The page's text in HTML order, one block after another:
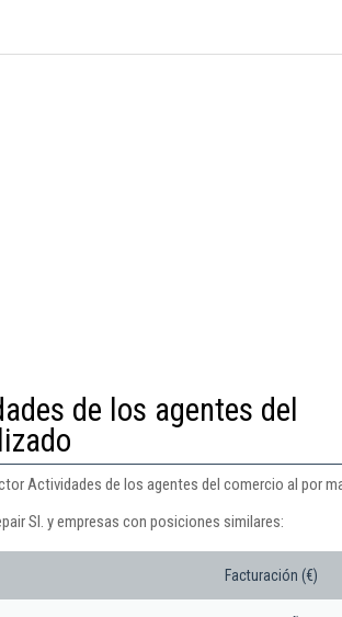
de los agentes del
Actividades de los agentes del comercio al por
Sl. y empresas con posiciones similares:
Facturación (€)